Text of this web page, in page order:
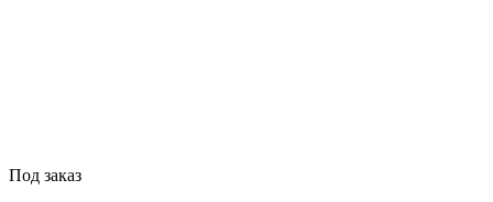
Под заказ